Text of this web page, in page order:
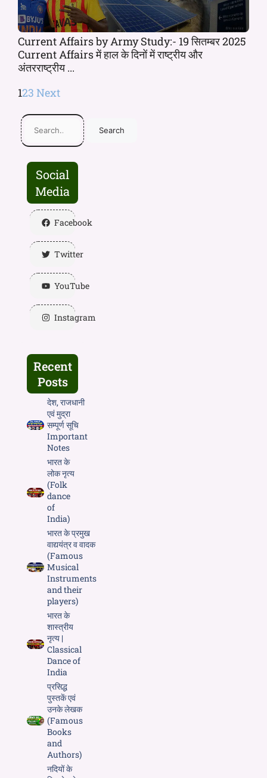
Current Affairs by Army Study:- 19 सितम्बर 2025
Current Affairs में हाल के दिनों में राष्ट्रीय और
अंतरराष्ट्रीय ...
123 Next
Search
Social
Media
Facebook
Twitter
YouTube
Instagram
Recent
Posts
देश, राजधानी
एवं मुद्रा
सम्पूर्ण सूचि
Important
Notes
भारत के
लोक नृत्य
(Folk
dance
of
India)
भारत के प्रमुख
वाद्ययंत्र व वादक
(Famous
Musical
Instruments
and their
players)
भारत के
शास्त्रीय
नृत्य |
Classical
Dance of
India
प्रसिद्ध
पुस्तकें एवं
उनके लेखक
(Famous
Books
and
Authors)
नदियों के